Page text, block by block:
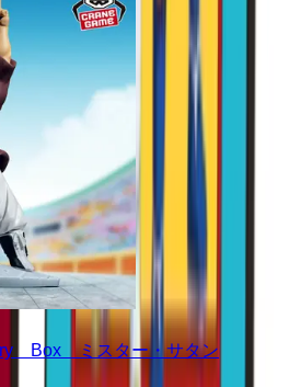
Box ミスター・サタン